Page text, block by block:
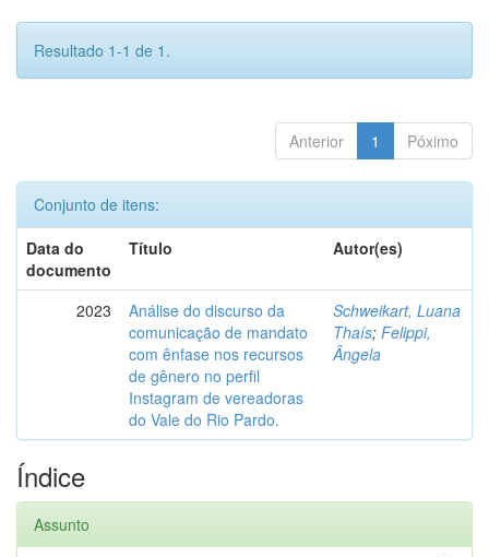
Resultado 1-1 de 1.
Anterior 1 Póximo
Conjunto de itens:
Data do
documento
Título Autor(es)
2023
Análise do discurso da
comunicação de mandato
com ênfase nos recursos
de gênero no perfil
Instagram de vereadoras
do Vale do Rio Pardo.
Schweikart, Luana
Thaís; Felippi,
Ângela
Índice
Assunto